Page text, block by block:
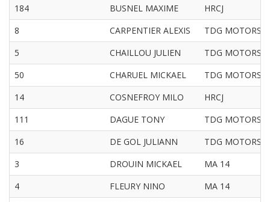
184
BUSNEL MAXIME
HRCJ
8
CARPENTIER ALEXIS
TDG MOTORS
5
CHAILLOU JULIEN
TDG MOTORS
50
CHARUEL MICKAEL
TDG MOTORS
14
COSNEFROY MILO
HRCJ
111
DAGUE TONY
TDG MOTORS
16
DE GOL JULIANN
TDG MOTORS
3
DROUIN MICKAEL
MA 14
4
FLEURY NINO
MA 14